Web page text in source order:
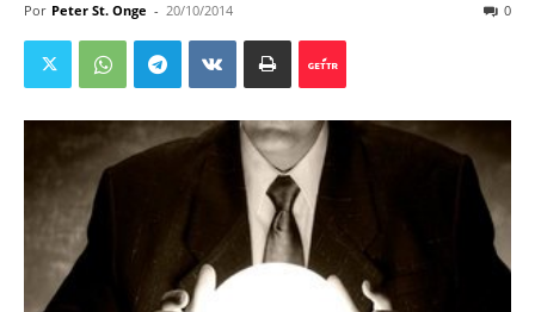
Por Peter St. Onge - 20/10/2014 0